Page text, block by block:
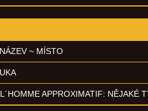
~ MÍSTO
APPROXIMATIF: NĚJAKÉ